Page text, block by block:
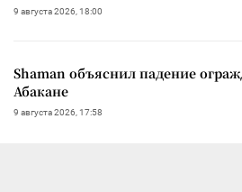
9 августа 2026, 18:00
Shaman объяснил падение
Абакане
9 августа 2026, 17:58